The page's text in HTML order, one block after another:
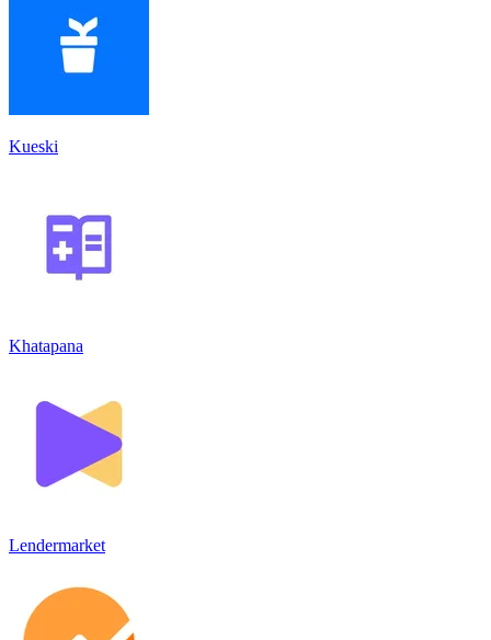
Kueski
Khatapana
Lendermarket